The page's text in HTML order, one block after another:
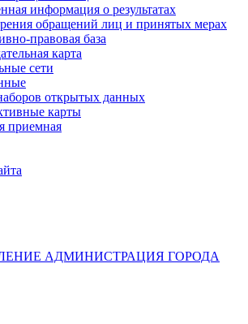
информация о результатах
обращений лиц и принятых мерах
правовая база
карта
сети
открытых данных
карты
приемная
АДМИНИСТРАЦИЯ ГОРОДА